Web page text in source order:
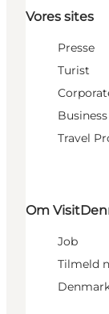
Vores sites
Presse
Turist
Travel
Om
Job
Tilmeld